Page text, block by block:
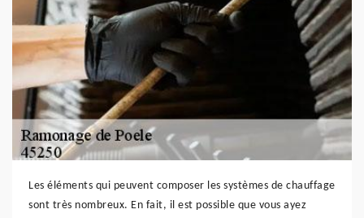
Les éléments qui peuvent composer les systèmes de chauffage
sont très nombreux. En fait, il est possible que vous ayez